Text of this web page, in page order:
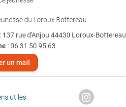
du Loroux Bottereau
: 137 rue d'Anjou 44430 Loroux-Bottereau
:06 31 50 95 63
un mail
utiles